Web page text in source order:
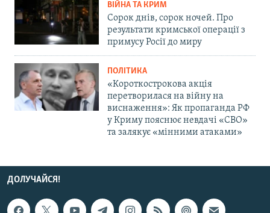
ВІЙНА ТА КРИМ
Сорок днів, сорок ночей. Про
результати кримської операції з
примусу Росії до миру
ПОЛІТИКА
«Короткострокова акція
перетворилася на війну на
виснаження»: Як пропаганда РФ
у Криму пояснює невдачі «СВО»
та залякує «мінними атаками»
ДОЛУЧАЙСЯ!